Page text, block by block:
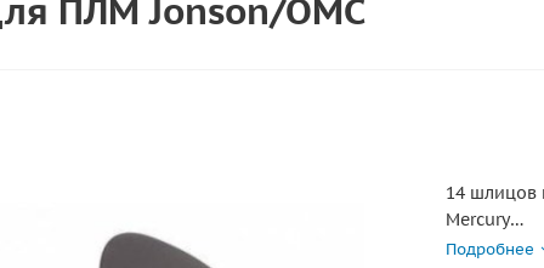
ПЛМ Jonson/OMC
14 шлицов
Mercury
Подробнее